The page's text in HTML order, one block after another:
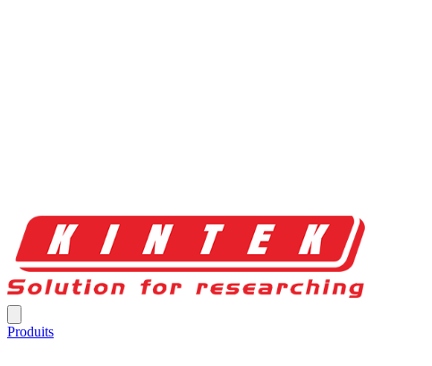
Produits